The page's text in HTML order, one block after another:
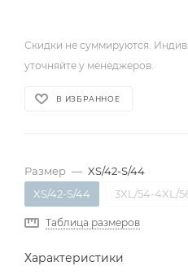
В ИЗБРАННОЕ
Размер — XS/42-S/44
XS/42-S/44
3XL/54-4XL/
Таблица размеров
Характеристики
Скидки не суммируются.
уточняйте у менеджеров.